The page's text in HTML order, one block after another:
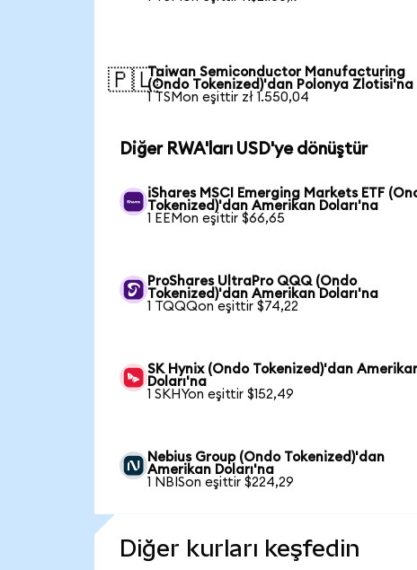
🇵🇱Taiwan Semiconductor Manufacturing
(Ondo Tokenized)'dan Polonya Zlotisi'na
1 TSMon eşittir zł 1.550,04
Diğer RWA'ları USD'ye dönüştür
iShares MSCI Emerging Markets ETF
Tokenized)'dan Amerikan Doları'na
1 EEMon eşittir $66,65
ProShares UltraPro QQQ (Ondo
Tokenized)'dan Amerikan Doları'na
1 TQQQon eşittir $74,22
SK Hynix (Ondo Tokenized)'dan
Doları'na
1 SKHYon eşittir $152,49
Nebius Group (Ondo Tokenized)'dan
Amerikan Doları'na
1 NBISon eşittir $224,29
Diğer kurları keşfedin